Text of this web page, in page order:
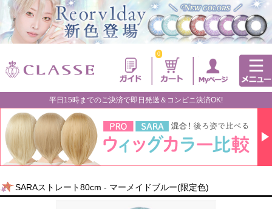
0
平日15時までのご決済で即日発送＆コンビニ決済OK!
SARAストレート80cm - マーメイドブルー(限定色)